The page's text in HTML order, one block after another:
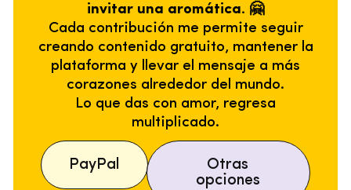
invitar una aromática. 🤗
Cada contribución me permite seguir
creando contenido gratuito, mantener la
plataforma y llevar el mensaje a más
corazones alrededor del mundo.
Lo que das con amor, regresa
multiplicado.
PayPal
Otras
opciones